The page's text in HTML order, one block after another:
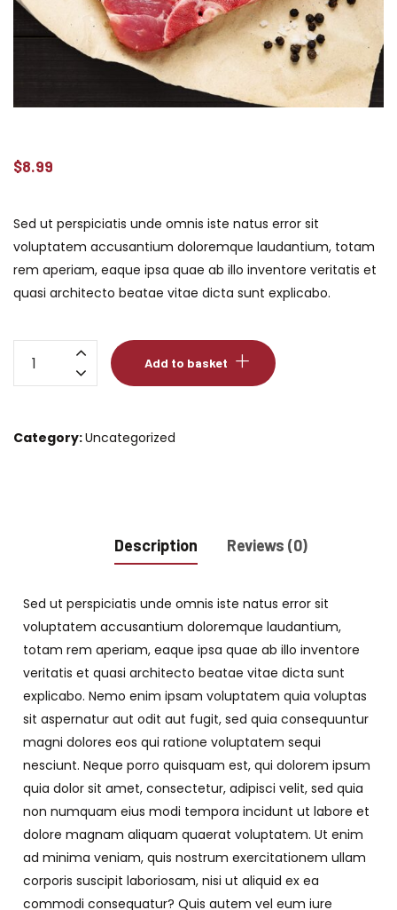
$8.99
Sed ut perspiciatis unde omnis iste natus error sit
voluptatem accusantium doloremque laudantium, totam
rem aperiam, eaque ipsa quae ab illo inventore veritatis et
quasi architecto beatae vitae dicta sunt explicabo.
Add to basket
Category:Uncategorized
Description Reviews (0)
Sed ut perspiciatis unde omnis iste natus error sit
voluptatem accusantium doloremque laudantium,
totam rem aperiam, eaque ipsa quae ab illo inventore
veritatis et quasi architecto beatae vitae dicta sunt
explicabo. Nemo enim ipsam voluptatem quia voluptas
sit aspernatur aut odit aut fugit, sed quia consequuntur
magni dolores eos qui ratione voluptatem sequi
nesciunt. Neque porro quisquam est, qui dolorem ipsum
quia dolor sit amet, consectetur, adipisci velit, sed quia
non numquam eius modi tempora incidunt ut labore et
dolore magnam aliquam quaerat voluptatem. Ut enim
ad minima veniam, quis nostrum exercitationem ullam
corporis suscipit laboriosam, nisi ut aliquid ex ea
commodi consequatur? Quis autem vel eum iure